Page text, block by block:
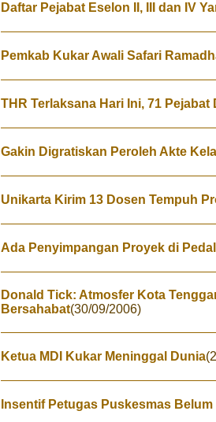
Daftar Pejabat Eselon II, III dan IV
Pemkab Kukar Awali Safari
THR Terlaksana Hari Ini, 71 Pejabat
Gakin Digratiskan Peroleh Akte
Unikarta Kirim 13 Dosen Tempuh
Ada Penyimpangan Proyek di
Donald Tick: Atmosfer Kota
Bersahabat(30/09/2006)
Ketua MDI Kukar Meninggal Dunia
Insentif Petugas Puskesmas